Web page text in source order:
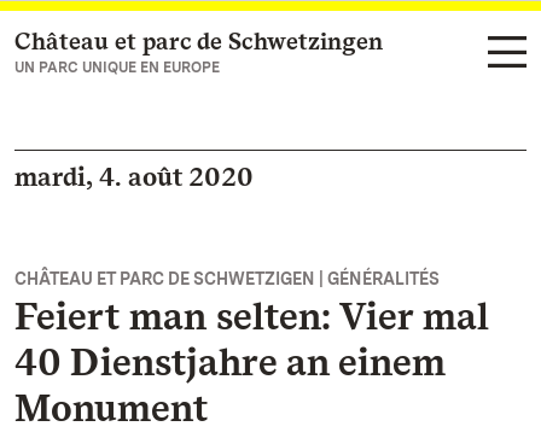
Vers la page d’accueil
Château et parc de Schwetzingen
UN PARC UNIQUE EN EUROPE
mardi, 4. août 2020
CHÂTEAU ET PARC DE SCHWETZIGEN | GÉNÉRALITÉS
Feiert man selten: Vier mal
40 Dienstjahre an einem
Monument